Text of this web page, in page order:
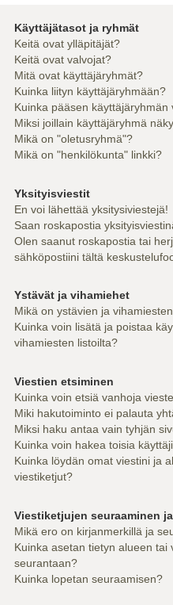
Käyttäjätasot ja ryhmät
Keitä ovat ylläpitäjät?
Keitä ovat valvojat?
Mitä ovat käyttäjäryhmät?
Kuinka liityn käyttäjäryhmään?
Kuinka pääsen käyttäjäryhmän
Miksi joillain käyttäjäryhmä
Mikä on "oletusryhmä"?
Mikä on "henkilökunta" linkki?
Yksityisviestit
En voi lähettää yksitysiviestejä!
Saan roskapostia
Olen saanut roskapostia tai
sähköpostiini tältä
Ystävät ja vihamiehet
Mikä on ystävien ja
Kuinka voin lisätä ja poistaa
vihamiesten listoilta?
Viestien etsiminen
Kuinka voin etsiä vanhoja
Miki hakutoiminto ei palauta
Miksi haku antaa vain tyhjän
Kuinka voin hakea toisia
Kuinka löydän omat viestini ja
viestiketjut?
Viestiketjujen seuraaminen
Mikä ero on kirjanmerkillä ja
Kuinka asetan tietyn alueen tai
seurantaan?
Kuinka lopetan seuraamisen?